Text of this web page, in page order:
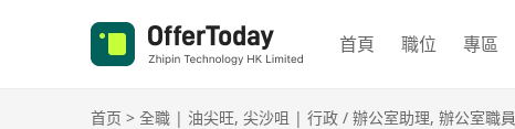
首頁 職位 專區
首页 > 全職 | 油尖旺, 尖沙咀 | 行政 / 辦公室助理, 辦公室職員